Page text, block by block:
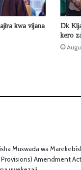
kwa vijana
Dk
kero
Muswada wa
Amendment